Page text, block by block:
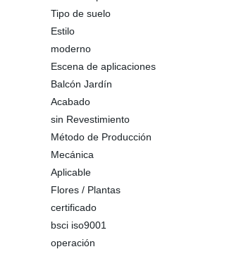
Tipo de suelo
Estilo
moderno
Escena de aplicaciones
Balcón Jardín
Acabado
sin Revestimiento
Método de Producción
Mecánica
Aplicable
Flores / Plantas
certificado
bsci iso9001
operación